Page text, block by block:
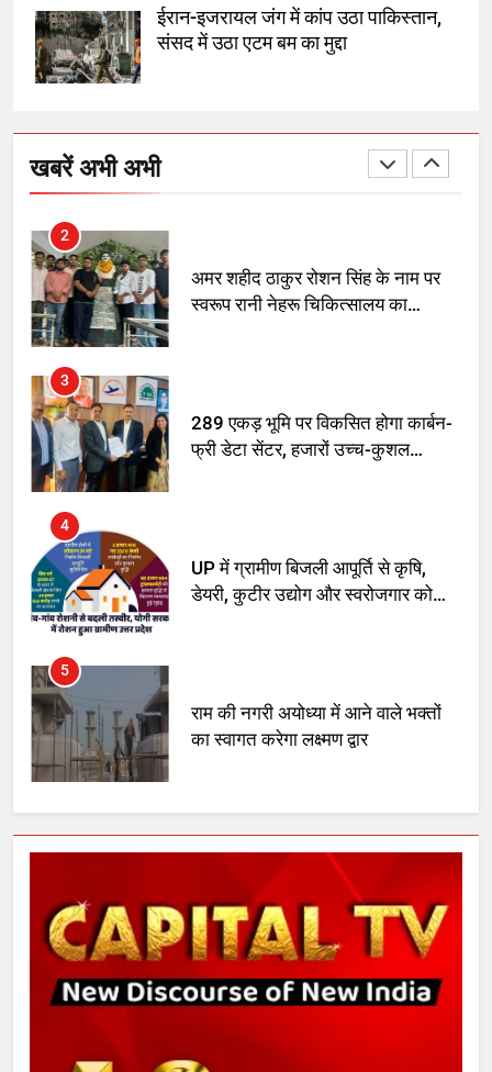
ईरान-इजरायल जंग में कांप उठा पाकिस्तान,
संसद में उठा एटम बम का मुद्दा
खबरें अभी अभी
दिल्ली कोर्ट ने IRCTC घोटाले में आरोप
तय किए
SRN अस्पताल का नाम अमर शहीद ठाकुर
रोशन सिंह के नाम पर करने की मांग तेज
2
अमर शहीद ठाकुर रोशन सिंह के नाम पर
स्वरूप रानी नेहरू चिकित्सालय का
3
289 एकड़ भूमि पर विकसित होगा कार्बन-
फ्री डेटा सेंटर, हजारों उच्च-कुशल
4
UP में ग्रामीण बिजली आपूर्ति से कृषि,
डेयरी, कुटीर उद्योग और स्वरोजगार को
5
राम की नगरी अयोध्या में आने वाले भक्तों
का स्वागत करेगा लक्ष्मण द्वार
6
उत्तर प्रदेश में गांवों में बढ़ेंगी सुविधाएं: 67%
बढ़ा पंचायतों का बजट
7